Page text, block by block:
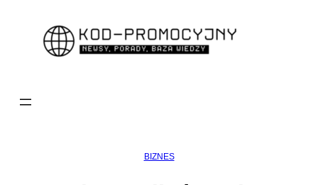
BIZNES